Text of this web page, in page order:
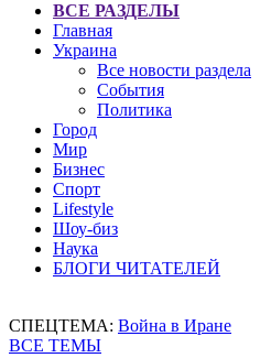
ВСЕ РАЗДЕЛЫ
Главная
Украина
Все новости раздела
События
Политика
Город
Мир
Бизнес
Спорт
Lifestyle
Шоу-биз
Наука
БЛОГИ ЧИТАТЕЛЕЙ
СПЕЦТЕМА: Война в Иране
ВСЕ ТЕМЫ